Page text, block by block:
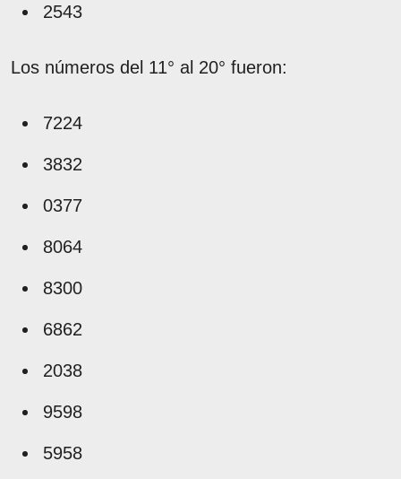
2543
Los números del 11° al 20° fueron:
7224
3832
0377
8064
8300
6862
2038
9598
5958